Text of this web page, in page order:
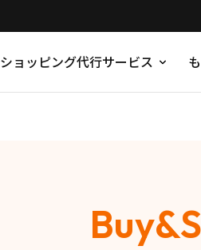
ショッピング代行サービス